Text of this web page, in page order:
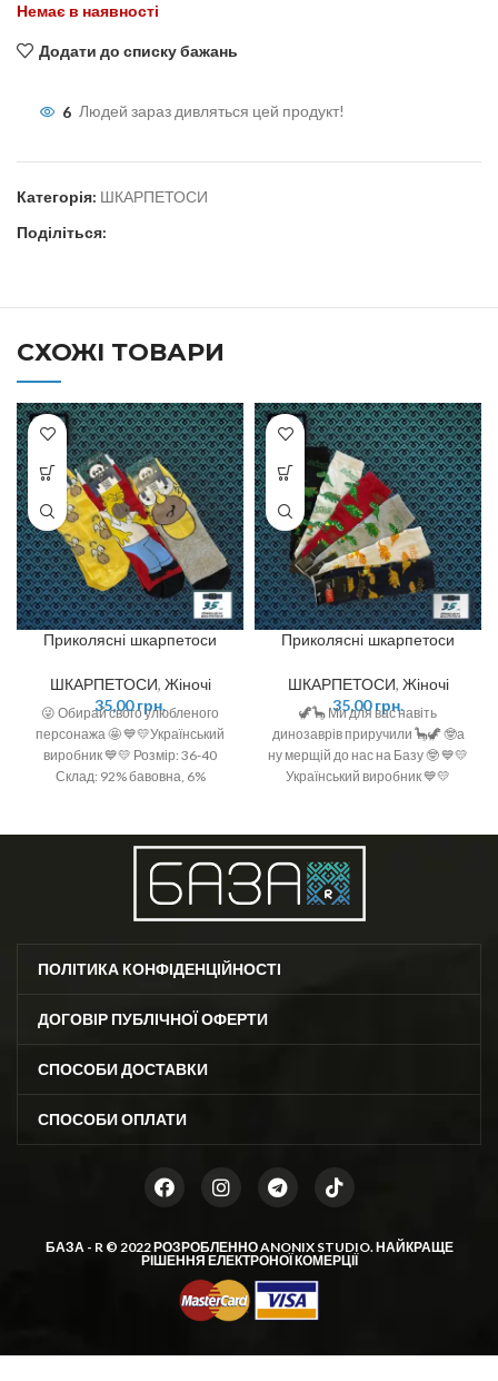
Немає в наявності
Додати до списку бажань
6 Людей зараз дивляться цей продукт!
Категорія: ШКАРПЕТОСИ
Поділіться:
СХОЖІ ТОВАРИ
Приколясні шкарпетоси
ШКАРПЕТОСИ, Жіночі
35,00грн.
😜 Обирай свого улюбленого
персонажа 🤩 💙💛Український
виробник 💙💛 Розмір: 36-40
Склад: 92% бавовна, 6%
Приколясні шкарпетоси
ШКАРПЕТОСИ, Жіночі
35,00грн.
🦖🦕 Ми для вас навіть
динозаврів приручили 🦕🦖 🤓а
ну мерщій до нас на Базу 🤓 💙💛
Український виробник 💙💛
спандекс
ПОЛІТИКА КОНФІДЕНЦІЙНОСТІ
ДОГОВІР ПУБЛІЧНОЇ ОФЕРТИ
СПОСОБИ ДОСТАВКИ
СПОСОБИ ОПЛАТИ
БАЗА - R © 2022 РОЗРОБЛЕННОANONIX STUDIO. НАЙКРАЩЕ
РІШЕННЯ ЕЛЕКТРОНОЇ КОМЕРЦІЇ